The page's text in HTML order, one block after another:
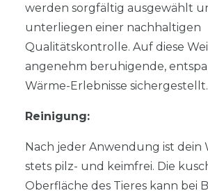
werden sorgfältig ausgewählt
unterliegen einer nachhaltigen
Qualitätskontrolle. Auf diese
angenehm beruhigende,
Wärme-Erlebnisse sichergestellt.
Reinigung:
Nach jeder Anwendung ist dein
stets pilz- und keimfrei. Die
Oberfläche des Tieres kann bei